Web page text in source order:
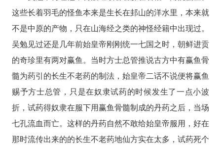
这些长着羽毛的怪鱼本来是生长在邽山的洋水里，本来就
不是中原的产物，只在山海经之类的神怪经籍中出现过。
吴勉见过还是几年前始皇帝刚刚统一七国之时，朝鲜进贡
的奇珍里有两对赢鱼。当时方士总管推说古方中有赢鱼骨
髓为药引的长生不老药的制法，始皇帝二话不说便将赢鱼
赐予方士总管，只是在奴隶试药的时候发生了一点小波
折，试药得奴隶在服下用赢鱼骨髓制成的丹药之后，当场
七孔流血而亡。这样的丹药自然不敢给始皇帝服用，好在
那时流传出来的的长生不老药地仙方实在太多，试药死个